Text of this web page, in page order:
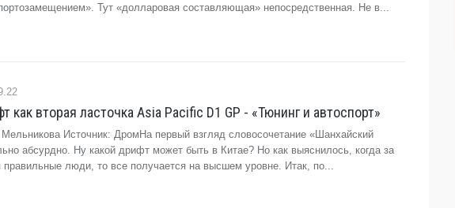
Тут «долларовая составляющая» непосредственная. Не в...
как вторая ласточка Asia Pacific D1 GP - «Тюнинг и автоспорт»
Источник: ДромНа первый взгляд словосочетание «Шанхайский
абсурдно. Ну какой дрифт может быть в Китае? Но как выяснилось, когда за
правильные люди, то все получается на высшем уровне. Итак, по...